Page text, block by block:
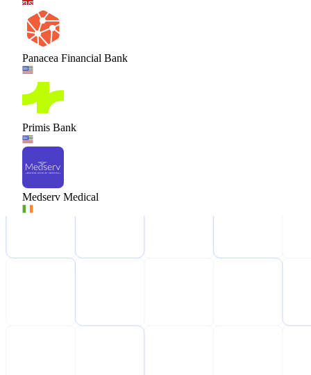
Panacea Financial Bank
Primis Bank
Medserv Medical